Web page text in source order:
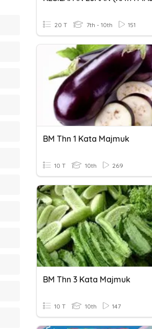
20 T 7th - 10th 151
BM Thn 1 Kata Majmuk
10 T 10th 269
BM Thn 3 Kata Majmuk
10 T 10th 147